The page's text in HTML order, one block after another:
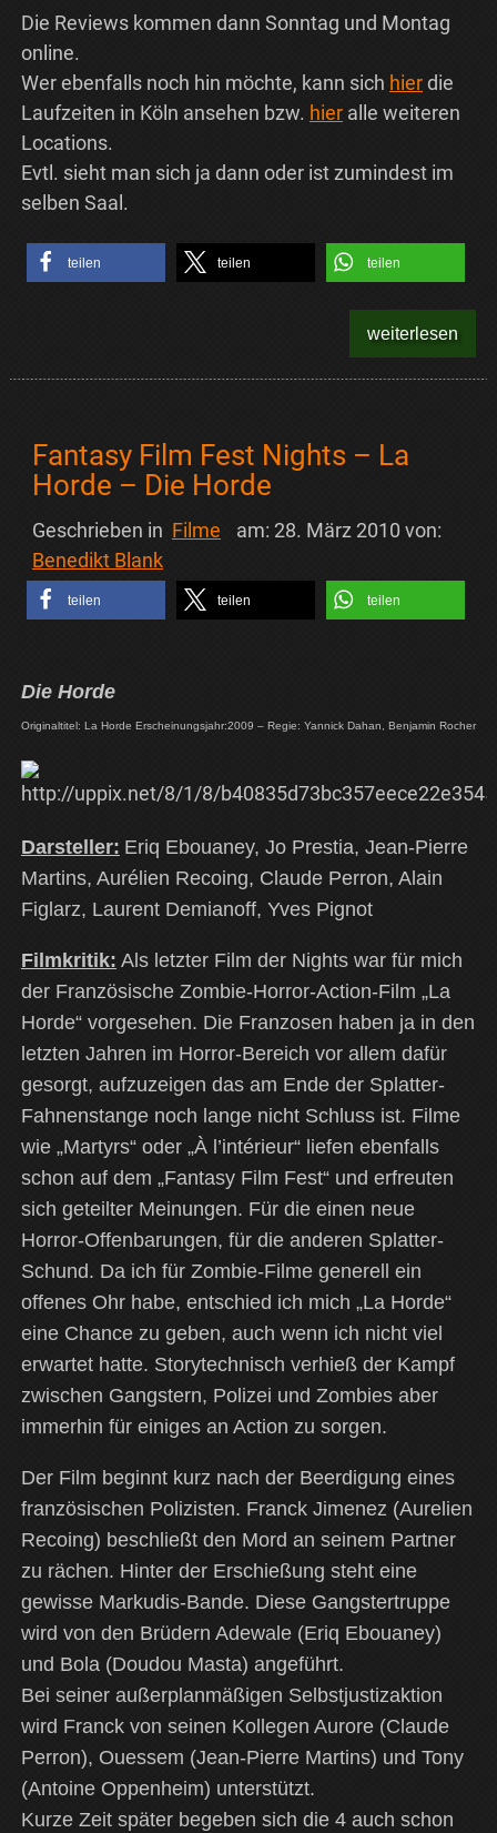
Die Reviews kommen dann Sonntag und Montag
online.
Wer ebenfalls noch hin möchte, kann sich hierdie
Laufzeiten in Köln ansehen bzw. hieralle weiteren
Locations.
Evtl. sieht man sich ja dann oder ist zumindest im
selben Saal.
teilen teilen teilen
weiterlesen
Fantasy Film Fest Nights – La
Horde – Die Horde
Geschrieben in Filme am: 28. März 2010 von:
Benedikt Blank
teilen teilen teilen
Die Horde
Originaltitel: La Horde Erscheinungsjahr:2009 – Regie: Yannick Dahan, Benjamin Rocher
Darsteller: Eriq Ebouaney, Jo Prestia, Jean-Pierre
Martins, Aurélien Recoing, Claude Perron, Alain
Figlarz, Laurent Demianoff, Yves Pignot
Filmkritik: Als letzter Film der Nights war für mich
der Französische Zombie-Horror-Action-Film „La
Horde“ vorgesehen. Die Franzosen haben ja in den
letzten Jahren im Horror-Bereich vor allem dafür
gesorgt, aufzuzeigen das am Ende der Splatter-
Fahnenstange noch lange nicht Schluss ist. Filme
wie „Martyrs“ oder „À l’intérieur“ liefen ebenfalls
schon auf dem „Fantasy Film Fest“ und erfreuten
sich geteilter Meinungen. Für die einen neue
Horror-Offenbarungen, für die anderen Splatter-
Schund. Da ich für Zombie-Filme generell ein
offenes Ohr habe, entschied ich mich „La Horde“
eine Chance zu geben, auch wenn ich nicht viel
erwartet hatte. Storytechnisch verhieß der Kampf
zwischen Gangstern, Polizei und Zombies aber
immerhin für einiges an Action zu sorgen.
Der Film beginnt kurz nach der Beerdigung eines
französischen Polizisten. Franck Jimenez (Aurelien
Recoing) beschließt den Mord an seinem Partner
zu rächen. Hinter der Erschießung steht eine
gewisse Markudis-Bande. Diese Gangstertruppe
wird von den Brüdern Adewale (Eriq Ebouaney)
und Bola (Doudou Masta) angeführt.
Bei seiner außerplanmäßigen Selbstjustizaktion
wird Franck von seinen Kollegen Aurore (Claude
Perron), Ouessem (Jean-Pierre Martins) und Tony
(Antoine Oppenheim) unterstützt.
Kurze Zeit später begeben sich die 4 auch schon